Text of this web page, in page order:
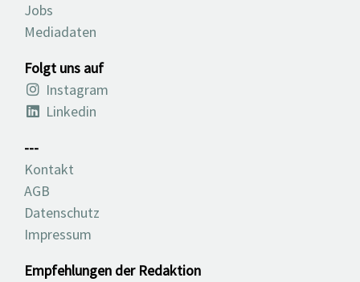
Jobs
Mediadaten
Folgt uns auf
Instagram
Linkedin
---
Kontakt
AGB
Datenschutz
Impressum
Empfehlungen der Redaktion